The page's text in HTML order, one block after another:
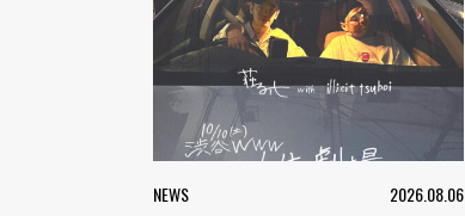
NEWS 2026.08.06